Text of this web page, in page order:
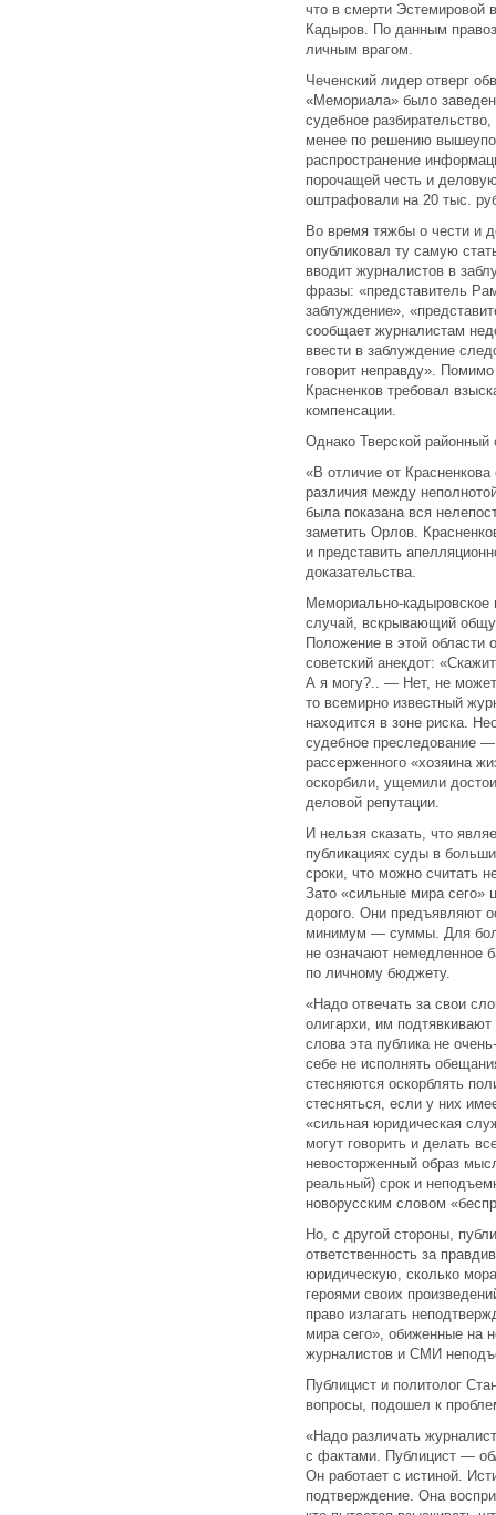
что в смерти Эстемировой
Кадыров. По данным
личным врагом.
Чеченский лидер отверг
«Мемориала» было
судебное
менее по решению
распространение
порочащей честь и
оштрафовали на 20 тыс.
Во время тяжбы о чести и
опубликовал ту самую
вводит журналистов в
фразы: «представитель
заблуждение»,
сообщает журналистам
ввести в заблуждение
говорит неправду».
Красненков требовал
компенсации.
Однако Тверской районный
«В отличие от
различия между
была показана вся
заметить Орлов.
и представить
доказательства.
Мемориально-
случай, вскрывающий
Положение в этой области
советский анекдот:
А я могу?.. — Нет, не
то всемирно известный
находится в зоне риска.
судебное преследование —
рассерженного «хозяина
оскорбили, ущемили
деловой репутации.
И нельзя сказать, что
публикациях суды в
сроки, что можно считать
Зато «сильные мира сего»
дорого. Они предъявляют
минимум — суммы. Для
не означают немедленное
по личному бюджету.
«Надо отвечать за свои
олигархи, им
слова эта публика не
себе не исполнять
стесняются оскорблять
стесняться, если у них
«сильная юридическая
могут говорить и делать
невосторженный образ
реальный) срок и
новорусским словом
Но, с другой стороны,
ответственность за
юридическую, сколько
героями своих
право излагать
мира сего», обиженные на
журналистов и СМИ
Публицист и политолог
вопросы, подошел к
«Надо различать
с фактами. Публицист —
Он работает с истиной.
подтверждение. Она